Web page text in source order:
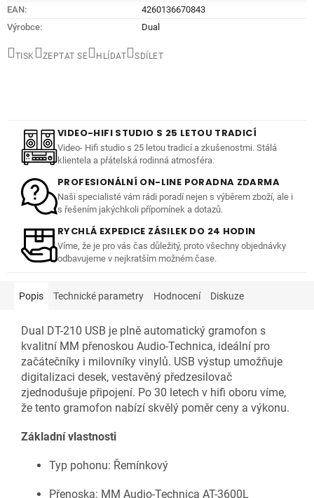
EAN:
4260136670843
Výrobce: Dual
TISK ZEPTAT SE HLÍDAT SDÍLET
VIDEO-HIFI STUDIO S 25 LETOU TRADICÍ
Video- Hifi studio s 25 letou tradicí a zkušenostmi. Stálá
klientela a přátelská rodinná atmosféra.
PROFESIONÁLNÍ ON-LINE PORADNA ZDARMA
Naši specialisté vám rádi poradí nejen s výběrem zboží, ale i
s řešením jakýchkoli přípomínek a dotazů.
RYCHLÁ EXPEDICE ZÁSILEK DO 24 HODIN
Víme, že je pro vás čas důležitý, proto všechny objednávky
odbavujeme v nejkratším možném čase.
Popis Technické parametry Hodnocení Diskuze
Dual DT-210 USB je plně automatický gramofon s
kvalitní MM přenoskou Audio-Technica, ideální pro
začátečníky i milovníky vinylů. USB výstup umožňuje
digitalizaci desek, vestavěný předzesilovač
zjednodušuje připojení. Po 30 letech v hifi oboru víme,
že tento gramofon nabízí skvělý poměr ceny a výkonu.
Základní vlastnosti
Typ pohonu: Řemínkový
Přenoska: MM Audio-Technica AT-3600L